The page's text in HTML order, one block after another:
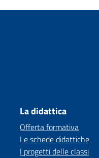
La didattica
Offerta formativa
Le schede didattiche
I progetti delle classi